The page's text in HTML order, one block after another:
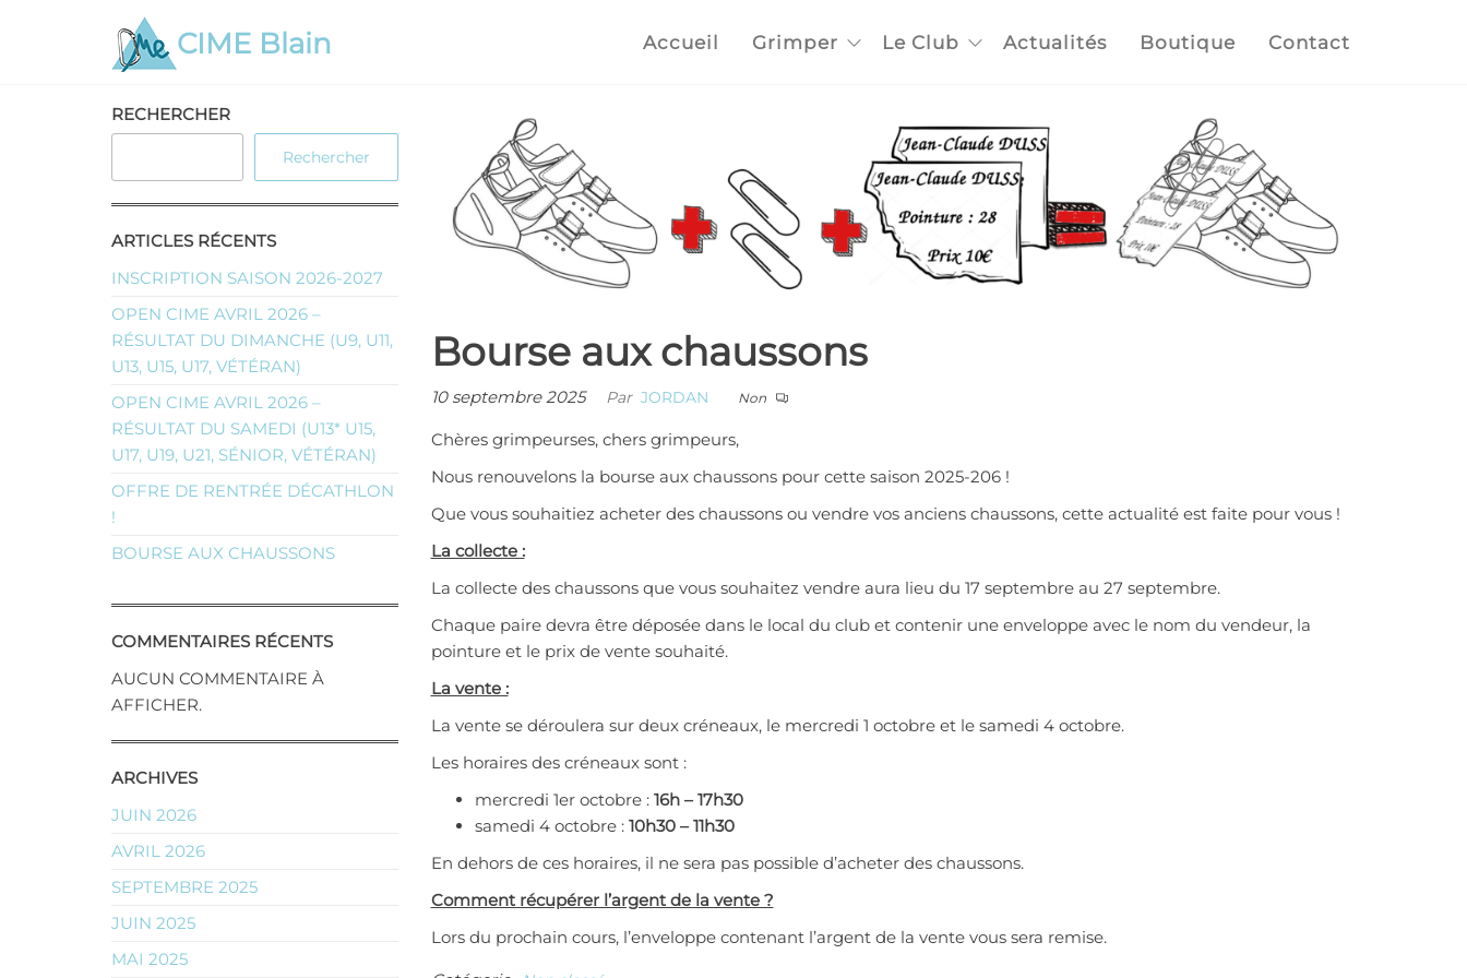
CIME Blain Accueil Grimper Le Club Actualités Boutique Contact
Bourse aux chaussons
10 septembre 2025 Par JORDAN Non
Chères grimpeurses, chers grimpeurs,
Nous renouvelons la bourse aux chaussons pour cette saison 2025-206 !
Que vous souhaitiez acheter des chaussons ou vendre vos anciens chaussons, cette actualité est faite pour vous !
La collecte :
La collecte des chaussons que vous souhaitez vendre aura lieu du 17 septembre au 27 septembre.
Chaque paire devra être déposée dans le local du club et contenir une enveloppe avec le nom du vendeur, la
pointure et le prix de vente souhaité.
La vente :
La vente se déroulera sur deux créneaux, le mercredi 1 octobre et le samedi 4 octobre.
Les horaires des créneaux sont :
mercredi 1er octobre : 16h – 17h30
samedi 4 octobre : 10h30 – 11h30
En dehors de ces horaires, il ne sera pas possible d’acheter des chaussons.
Comment récupérer l’argent de la vente ?
Lors du prochain cours, l’enveloppe contenant l’argent de la vente vous sera remise.
RECHERCHER
Rechercher
ARTICLES RÉCENTS
INSCRIPTION SAISON 2026-2027
OPEN CIME AVRIL 2026 –
RÉSULTAT DU DIMANCHE (U9, U11,
U13, U15, U17, VÉTÉRAN)
OPEN CIME AVRIL 2026 –
RÉSULTAT DU SAMEDI (U13* U15,
U17, U19, U21, SÉNIOR, VÉTÉRAN)
OFFRE DE RENTRÉE DÉCATHLON
!
BOURSE AUX CHAUSSONS
COMMENTAIRES RÉCENTS
AUCUN COMMENTAIRE À
AFFICHER.
ARCHIVES
JUIN 2026
AVRIL 2026
SEPTEMBRE 2025
JUIN 2025
MAI 2025